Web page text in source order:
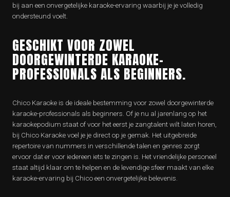
bij aan een onvergetelijke karaoke-ervaring waarbij je je volledig
ondersteund voelt.
GESCHIKT VOOR ZOWEL
DOORGEWINTERDE KARAOKE-
PROFESSIONALS ALS BEGINNERS.
Chico Karaoke is de ideale bestemming voor zowel doorgewinterde
karaoke-professionals als beginners. Of je nu al jarenlang op het
karaokepodium staat of voor het eerst je zangtalent wilt laten horen,
bij Chico Karaoke voel je je direct op je gemak. Het uitgebreide
repertoire van nummers in verschillende talen en genres zorgt
ervoor dat er voor iedereen iets te zingen is. Het vriendelijke personeel
staat altijd klaar om te helpen en de levendige sfeer maakt van elke
karaoke-ervaring bij Chico een onvergetelijke belevenis.